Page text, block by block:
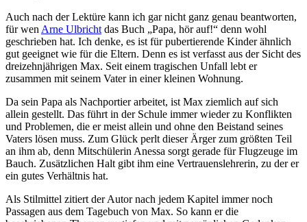
Auch nach der Lektüre kann ich gar nicht ganz genau beantworten,
für wen Arne Ulbricht das Buch „Papa, hör auf!“ denn wohl
geschrieben hat. Ich denke, es ist für pubertierende Kinder ähnlich
gut geeignet wie für die Eltern. Denn es ist verfasst aus der Sicht des
dreizehnjährigen Max. Seit einem tragischen Unfall lebt er
zusammen mit seinem Vater in einer kleinen Wohnung.
Da sein Papa als Nachportier arbeitet, ist Max ziemlich auf sich
allein gestellt. Das führt in der Schule immer wieder zu Konflikten
und Problemen, die er meist allein und ohne den Beistand seines
Vaters lösen muss. Zum Glück perlt dieser Ärger zum größten Teil
an ihm ab, denn Mitschülerin Anessa sorgt gerade für Flugzeuge im
Bauch. Zusätzlichen Halt gibt ihm eine Vertrauenslehrerin, zu der er
ein gutes Verhältnis hat.
Als Stilmittel zitiert der Autor nach jedem Kapitel immer noch
Passagen aus dem Tagebuch von Max. So kann er die